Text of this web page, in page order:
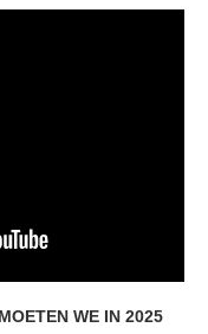
WE IN 2025